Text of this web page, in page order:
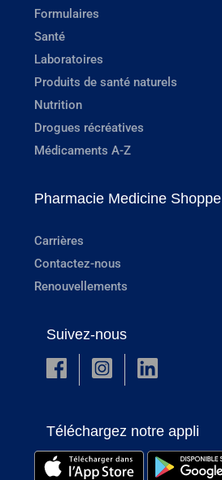
Formulaires
Santé
Laboratoires
Produits de santé naturels
Nutrition
Drogues récréatives
Médicaments A-Z
Pharmacie Medicine Shoppe
Carrières
Contactez-nous
Renouvellements
Suivez-nous
Téléchargez notre appli